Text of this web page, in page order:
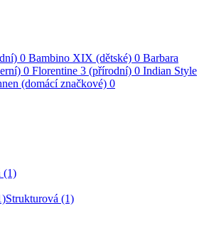
0 Bambino XIX (dětské) 0 Barbara
0 Florentine 3 (přírodní) 0 Indian Style
(domácí značkové) 0
(1)
Strukturová (1)